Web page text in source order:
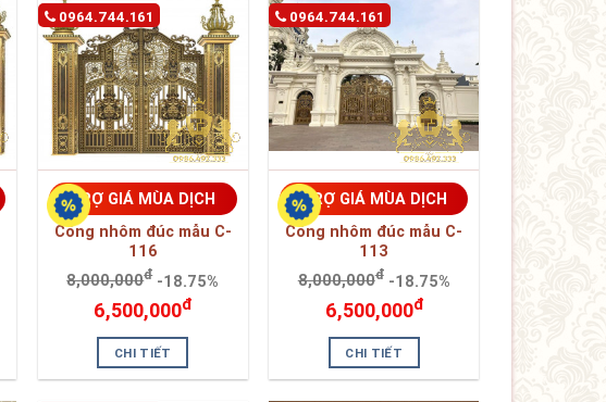
0964.744.161
TRỢ GIÁ MÙA DỊCH
Cổng nhôm đúc mẫu C-
116
8,000,000đ -18.75%
6,500,000đ
CHI TIẾT
0964.744.161
TRỢ GIÁ MÙA DỊCH
Cổng nhôm đúc mẫu C-
113
8,000,000đ -18.75%
6,500,000đ
CHI TIẾT